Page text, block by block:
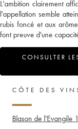
L'ambition clairement
l'appellation semble
rubis foncé et aux
font preuve d'une
CONSULTER
CÔTE DES
Blason de l'Evangile